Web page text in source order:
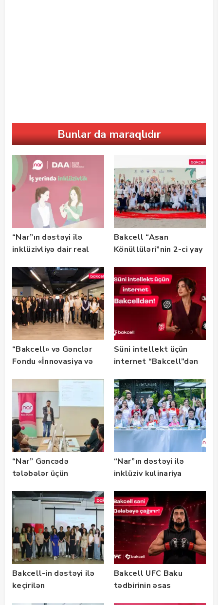
Bunlar da maraqlıdır
“Nar”ın dəstəyi ilə
inklüzivliyə dair real
təqdim edilir
Bakcell “Asan
Könüllüləri”nin 2-ci yay
olub — FOTO
“Bakcell» və Gənclər
Fondu «İnnovasiya və
təqaüd proqramının
qalibləri ilə görüş
keçirib
Süni intellekt üçün
internet “Bakcell”dən
“Nar” Gəncədə
tələbələr üçün
təlimləri təşkil edib
“Nar”ın dəstəyi ilə
inklüziv kulinariya
keçirilib — Fotolar
Bakcell-in dəstəyi ilə
keçirilən
Bakcell UFC Baku
tədbirinin əsas